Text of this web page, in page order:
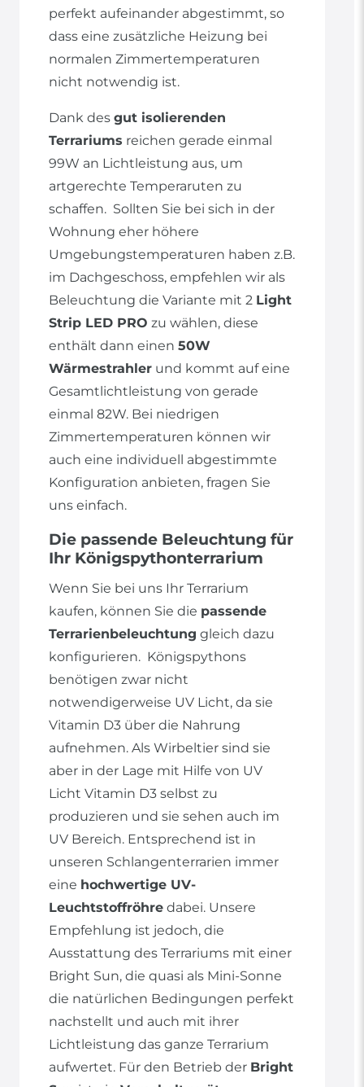
perfekt aufeinander abgestimmt, so
dass eine zusätzliche Heizung bei
normalen Zimmertemperaturen
nicht notwendig ist.
Dank des gut isolierenden
Terrariums reichen gerade einmal
99W an Lichtleistung aus, um
artgerechte Temperaruten zu
schaffen. Sollten Sie bei sich in der
Wohnung eher höhere
Umgebungstemperaturen haben z.B.
im Dachgeschoss, empfehlen wir als
Beleuchtung die Variante mit 2 Light
Strip LED PRO zu wählen, diese
enthält dann einen 50W
Wärmestrahler und kommt auf eine
Gesamtlichtleistung von gerade
einmal 82W. Bei niedrigen
Zimmertemperaturen können wir
auch eine individuell abgestimmte
Konfiguration anbieten, fragen Sie
uns einfach.
Die passende Beleuchtung für
Ihr Königspythonterrarium
Wenn Sie bei uns Ihr Terrarium
kaufen, können Sie die passende
Terrarienbeleuchtung gleich dazu
konfigurieren. Königspythons
benötigen zwar nicht
notwendigerweise UV Licht, da sie
Vitamin D3 über die Nahrung
aufnehmen. Als Wirbeltier sind sie
aber in der Lage mit Hilfe von UV
Licht Vitamin D3 selbst zu
produzieren und sie sehen auch im
UV Bereich. Entsprechend ist in
unseren Schlangenterrarien immer
eine hochwertige UV-
Leuchtstoffröhre dabei. Unsere
Empfehlung ist jedoch, die
Ausstattung des Terrariums mit einer
Bright Sun, die quasi als Mini-Sonne
die natürlichen Bedingungen perfekt
nachstellt und auch mit ihrer
Lichtleistung das ganze Terrarium
aufwertet. Für den Betrieb der Bright